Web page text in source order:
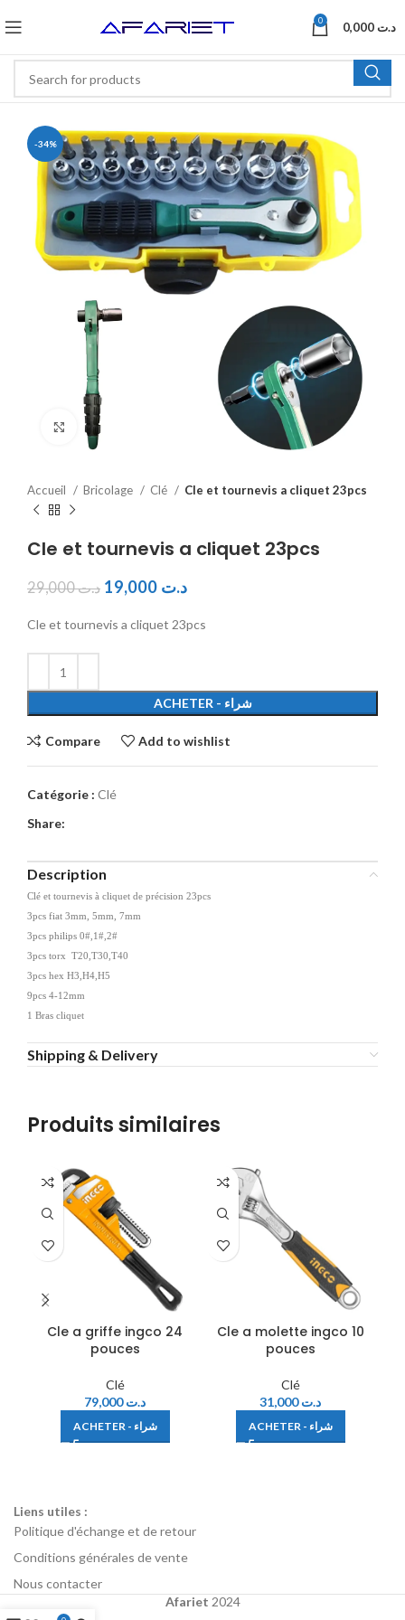
0 د.ت
-34%
Click to enlarge
Accueil Bricolage Clé Cle et tournevis a cliquet 23pcs
Cle et tournevis a cliquet 23pcs
د.ت29,000 د.ت
Cle et tournevis a cliquet 23pcs
ACHETER - شراء
Compare Add to wishlist
Catégorie : Clé
Share:
Description
Clé et tournevis à cliquet de précision 23pcs
3pcs fiat 3mm, 5mm, 7mm
3pcs philips 0#,1#,2#
3pcs torx T20,T30,T40
3pcs hex H3,H4,H5
9pcs 4-12mm
1 Bras cliquet
Shipping & Delivery
Produits similaires
Cle a griffe ingco 24
pouces
Clé
د.ت79,000
ACHETER - شراء
Cle a molette ingco 10
pouces
Clé
د.ت31,000
ACHETER - شراء
Liens utiles :
Politique d'échange et de retour
Conditions générales de vente
Nous contacter
Afariet 2024